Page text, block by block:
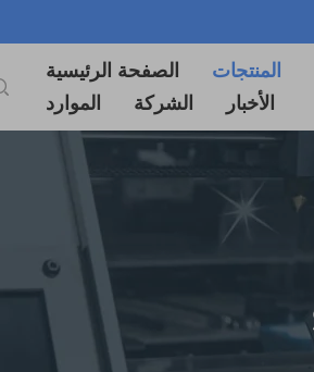
الصفحة الرئيسية المنتجات
الموارد
الشركة الأخبار